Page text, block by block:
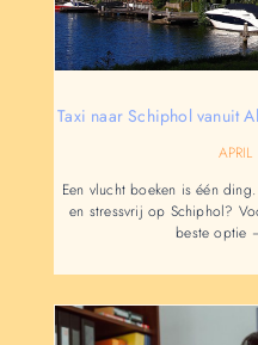
Taxi naar Schiphol vanuit
Een vlucht boeken is één
en stressvrij op Schiphol?
beste optie